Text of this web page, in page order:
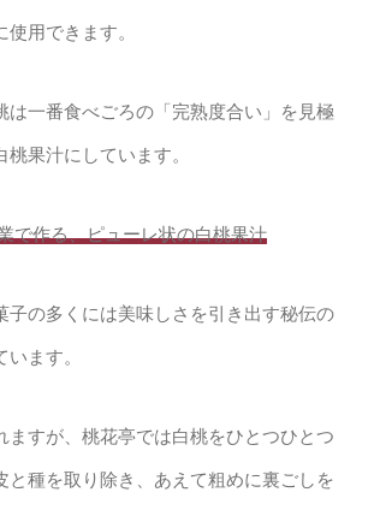
用できます。
は一番食べごろの「完熟度合い」を見極
果汁にしています。
で作る、ピューレ状の白桃果汁
子の多くには美味しさを引き出す秘伝の
ます。
ますが、桃花亭では白桃をひとつひとつ
と種を取り除き、あえて粗めに裏ごしを